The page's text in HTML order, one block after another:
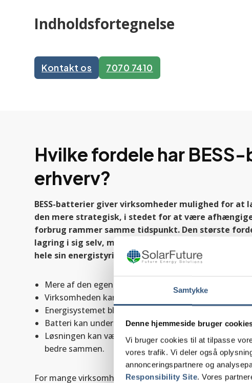
Samtykke
Denne hjemmeside bruger
Vi bruger cookies til at tilpasse
vores trafik. Vi deler også
annonceringspartnere og
Responsibility Site. Vores
Indholdsfortegnelse
Kontakt os 7070 7410
Hvilke fordele har
erhverv?
BESS-batterier giver virksomheder mulighed for at
den mere strategisk, i stedet for at være
forbrug rammer samme tidspunkt. Den største
lagring i sig selv, men den ekstra fleksibilitet, som
hele sin energistyring.
Mere af den egenproducerede strøm kan bruges, når
Virksomheden kan arbejde mere aktivt med
Energisystemet bliver mere fleksibelt ved udsving i
Batteri kan understøtte en mere langsigtet
Løsningen kan være relevant, når solceller, ladning
bedre sammen.
For mange virksomheder opstår værdien af BESS